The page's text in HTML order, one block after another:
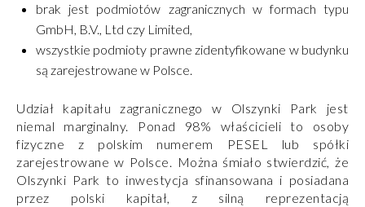
brak jest podmiotów zagranicznych w formach typu
GmbH, B.V., Ltd czy Limited,
wszystkie podmioty prawne zidentyfikowane w budynku
są zarejestrowane w Polsce.
Udział kapitału zagranicznego w Olszynki Park jest
niemal marginalny. Ponad 98% właścicieli to osoby
fizyczne z polskim numerem PESEL lub spółki
zarejestrowane w Polsce. Można śmiało stwierdzić, że
Olszynki Park to inwestycja sfinansowana i posiadana
przez polski kapitał, z silną reprezentacją